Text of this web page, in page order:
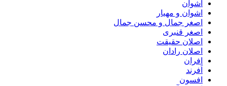
اشوان
اشوان و مهیار
اصغر جمال و محسن جمال
اصغر قنبری
اصلان حقیقت
اصلان رادان
افران
اَفرند
افسون